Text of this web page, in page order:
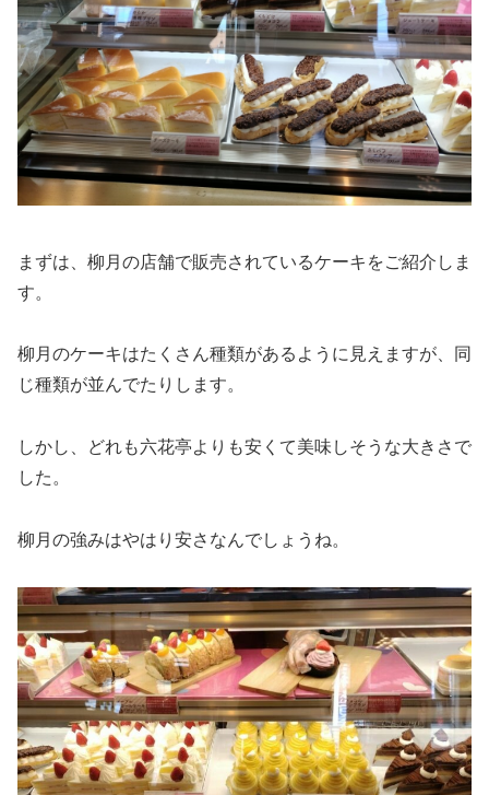
まずは、柳月の店舗で販売されているケーキをご紹介しま
す。
柳月のケーキはたくさん種類があるように見えますが、同
じ種類が並んでたりします。
しかし、どれも六花亭よりも安くて美味しそうな大きさで
した。
柳月の強みはやはり安さなんでしょうね。